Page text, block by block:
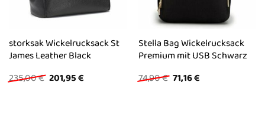
storksak Wickelrucksack St
James Leather Black
235,00€ Ursprünglicher
Preis
201,95€Aktueller
Stella Bag Wickelrucksack
Premium mit USB Schwarz
74,90€ Ursprünglicher
Preis
71,16€Aktueller